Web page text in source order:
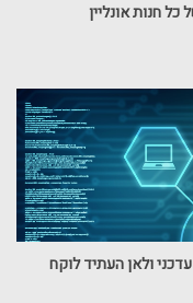
חנות אונליין
ולאן העתיד לוקח